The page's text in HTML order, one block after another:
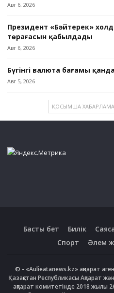
Авг 6, 2026
Президент «Бәйтерек»
төрағасын қабылдады
Авг 6, 2026
Бүгінгі валюта бағамы
Авг 5, 2026
ҚОСЫМША
Басты бет Билік
Спорт
Әлем
© - «Aulieatanews.kz» ақпарат
Қазақстан Республикасы Ақпарат
ақпарат комитетінде 2018 жылы